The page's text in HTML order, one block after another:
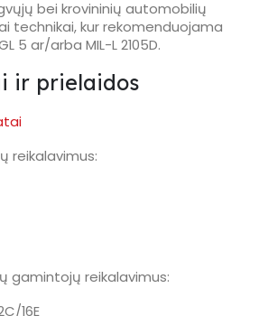
bei krovininių automobilių
technikai, kur rekomenduojama
5 ar/arba MIL-L 2105D.
ir prielaidos
reikalavimus:
gamintojų reikalavimus:
16E